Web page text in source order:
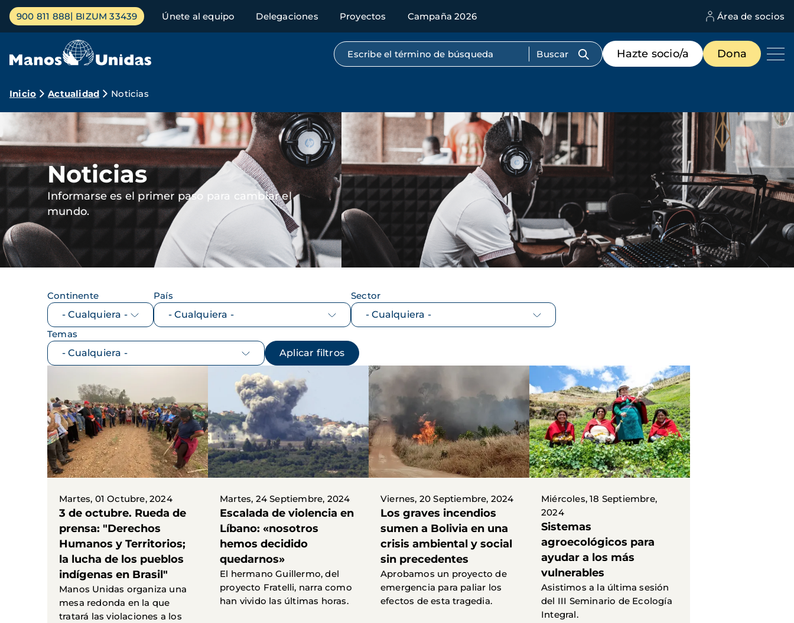
Pasar
contenido
Menú
principal
900 811 888 BIZUM 33439 Únete al equipo Delegaciones Proyectos Campaña 2026 Área de socios
Búsqueda por texto completo
Menú
de
destacados
Hazte socio/a Dona
Ruta
de
navegación
Inicio Actualidad Noticias
Imagen Imagen
Noticias
Informarse es el primer paso para cambiar el
mundo.
Continente País Sector
Temas
Martes, 01 Octubre, 2024
3 de octubre. Rueda de
prensa: "Derechos
Humanos y Territorios;
la lucha de los pueblos
indígenas en Brasil"
Manos Unidas organiza una
mesa redonda en la que
tratará las violaciones a los
Martes, 24 Septiembre, 2024
Escalada de violencia en
Líbano: «nosotros
hemos decidido
quedarnos»
El hermano Guillermo, del
proyecto Fratelli, narra como
han vivido las últimas horas.
Viernes, 20 Septiembre, 2024
Los graves incendios
sumen a Bolivia en una
crisis ambiental y social
sin precedentes
Aprobamos un proyecto de
emergencia para paliar los
efectos de esta tragedia.
Miércoles, 18 Septiembre,
2024
Sistemas
agroecológicos para
ayudar a los más
vulnerables
Asistimos a la última sesión
del III Seminario de Ecología
Integral.